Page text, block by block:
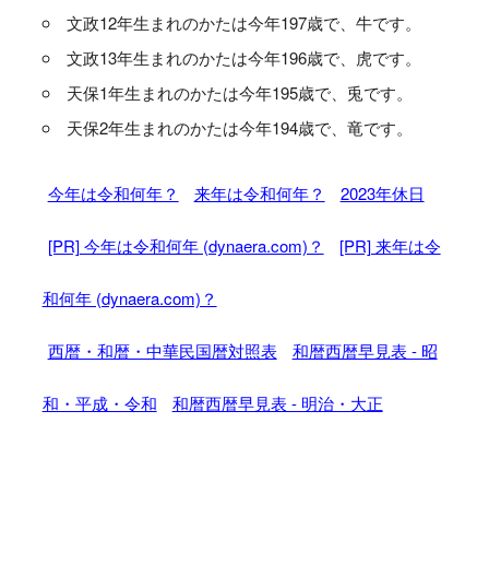
文政12年生まれのかたは今年197歳で、牛です。
文政13年生まれのかたは今年196歳で、虎です。
天保1年生まれのかたは今年195歳で、兎です。
天保2年生まれのかたは今年194歳で、竜です。
今年は令和何年？ 来年は令和何年？ 2023年休日
[PR] 今年は令和何年 (dynaera.com)？ [PR] 来年は令
和何年 (dynaera.com)？
西暦・和暦・中華民国暦対照表 和暦西暦早見表 - 昭
和・平成・令和 和暦西暦早見表 - 明治・大正